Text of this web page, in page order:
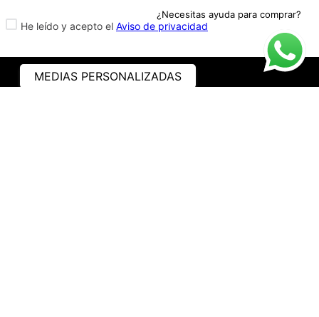
¿Necesitas ayuda para comprar?
He leído y acepto el Aviso de privacidad
MEDIAS PERSONALIZADAS